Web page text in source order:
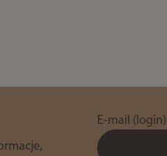
E-mail (login)